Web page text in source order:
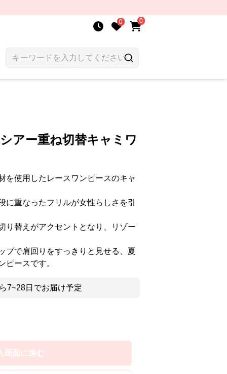
0 0
アー重ね切替キャミワ
を使用したレースワンピースのキャ
に重なったフリルが女性らしさを引
り替えがアクセントとなり、リゾー
プで肩回りをすっきりと見せる、夏
ピースです。
7~28日でお届け予定
画面に進む